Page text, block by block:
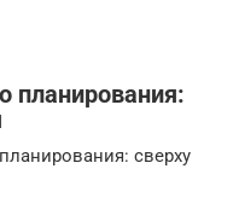
планирования:
сверху